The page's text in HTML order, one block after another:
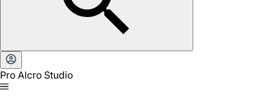
Pro Alcro Studio